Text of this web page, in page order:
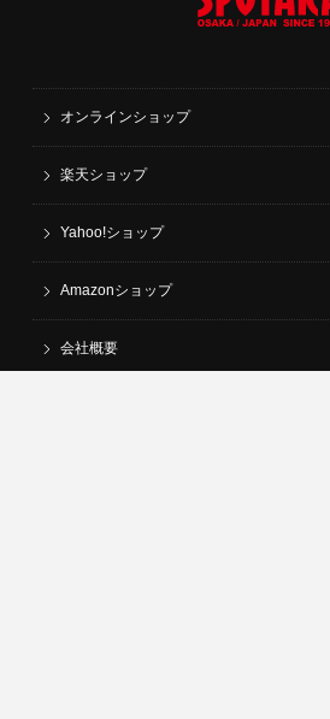
オンラインショップ
楽天ショップ
Yahoo!ショップ
Amazonショップ
会社概要